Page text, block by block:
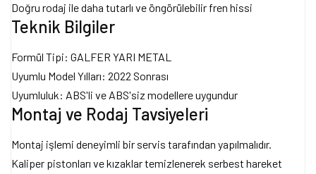
Doğru rodaj ile daha tutarlı ve öngörülebilir fren hissi
Teknik Bilgiler
Formül Tipi: GALFER YARI METAL
Uyumlu Model Yılları: 2022 Sonrası
Uyumluluk: ABS'li ve ABS'siz modellere uygundur
Montaj ve Rodaj Tavsiyeleri
Montaj işlemi deneyimli bir servis tarafından yapılmalıdır.
Kaliper pistonları ve kızaklar temizlenerek serbest hareket